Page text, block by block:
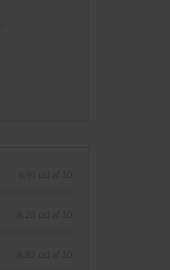
8,91 ud af 10
8,25 ud af 10
8,82 ud af 10